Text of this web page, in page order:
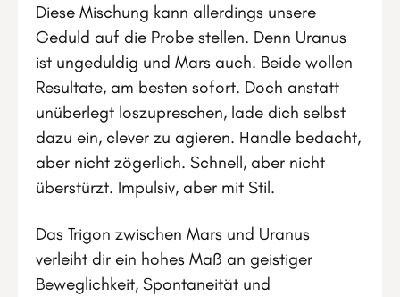
Diese Mischung kann allerdings unsere
Geduld auf die Probe stellen. Denn Uranus
ist ungeduldig und Mars auch. Beide wollen
Resultate, am besten sofort. Doch anstatt
unüberlegt loszupreschen, lade dich selbst
dazu ein, clever zu agieren. Handle bedacht,
aber nicht zögerlich. Schnell, aber nicht
überstürzt. Impulsiv, aber mit Stil.
Das Trigon zwischen Mars und Uranus
verleiht dir ein hohes Maß an geistiger
Beweglichkeit, Spontaneität und